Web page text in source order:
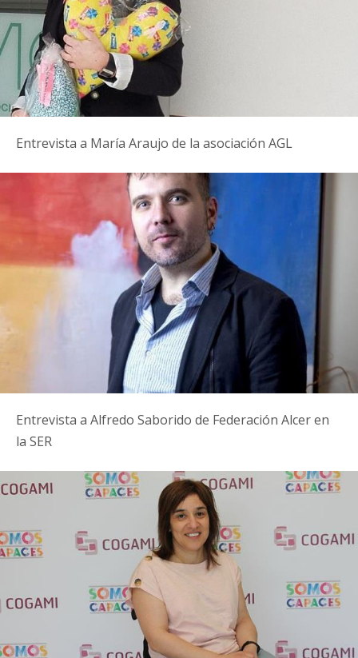
Entrevista a María Araujo de la asociación AGL
Entrevista a Alfredo Saborido de Federación Alcer en
la SER